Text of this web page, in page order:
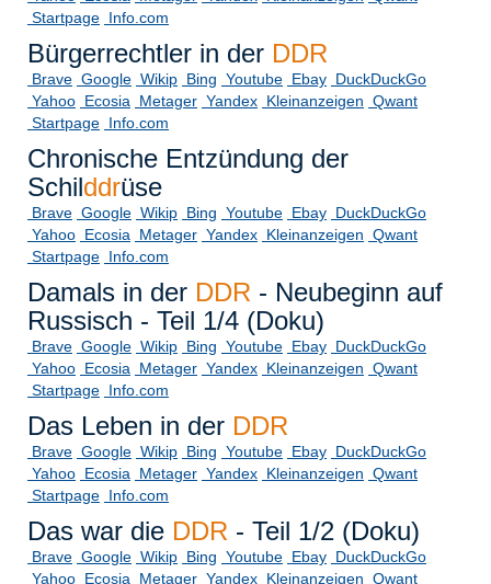
Startpage Info.com
Bürgerrechtler in der DDR
Brave Google Wikip Bing Youtube Ebay DuckDuckGo
Yahoo Ecosia Metager Yandex Kleinanzeigen Qwant
Startpage Info.com
Chronische Entzündung der
Schilddrüse
Brave Google Wikip Bing Youtube Ebay DuckDuckGo
Yahoo Ecosia Metager Yandex Kleinanzeigen Qwant
Startpage Info.com
Damals in der DDR - Neubeginn auf
Russisch - Teil 1/4 (Doku)
Brave Google Wikip Bing Youtube Ebay DuckDuckGo
Yahoo Ecosia Metager Yandex Kleinanzeigen Qwant
Startpage Info.com
Das Leben in der DDR
Brave Google Wikip Bing Youtube Ebay DuckDuckGo
Yahoo Ecosia Metager Yandex Kleinanzeigen Qwant
Startpage Info.com
Das war die DDR - Teil 1/2 (Doku)
Brave Google Wikip Bing Youtube Ebay DuckDuckGo
Yahoo Ecosia Metager Yandex Kleinanzeigen Qwant